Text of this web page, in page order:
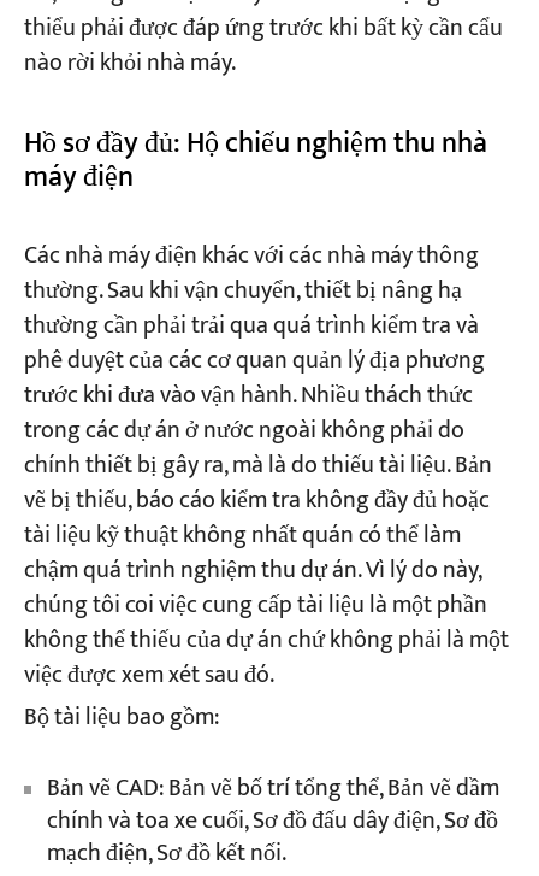
thiểu phải được đáp ứng trước khi bất kỳ cần cẩu
nào rời khỏi nhà máy.
Hồ sơ đầy đủ: Hộ chiếu nghiệm thu nhà
máy điện
Các nhà máy điện khác với các nhà máy thông
thường. Sau khi vận chuyển, thiết bị nâng hạ
thường cần phải trải qua quá trình kiểm tra và
phê duyệt của các cơ quan quản lý địa phương
trước khi đưa vào vận hành. Nhiều thách thức
trong các dự án ở nước ngoài không phải do
chính thiết bị gây ra, mà là do thiếu tài liệu. Bản
vẽ bị thiếu, báo cáo kiểm tra không đầy đủ hoặc
tài liệu kỹ thuật không nhất quán có thể làm
chậm quá trình nghiệm thu dự án. Vì lý do này,
chúng tôi coi việc cung cấp tài liệu là một phần
không thể thiếu của dự án chứ không phải là một
việc được xem xét sau đó.
Bộ tài liệu bao gồm:
Bản vẽ CAD: Bản vẽ bố trí tổng thể, Bản vẽ dầm
chính và toa xe cuối, Sơ đồ đấu dây điện, Sơ đồ
mạch điện, Sơ đồ kết nối.